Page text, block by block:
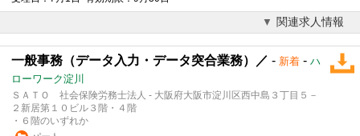
関連求人情報
一般事務（データ入力・データ突合業務）／ - 新着 - ハ
ローワーク淀川
ＳＡＴＯ 社会保険労務士法人 - 大阪府大阪市淀川区西中島３丁目５－
２新居第１０ビル３階・４階
・６階のいずれか